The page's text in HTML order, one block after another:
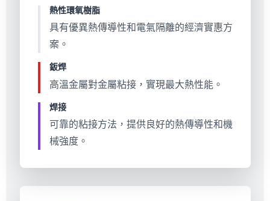
熱性環氧樹脂
具有優異熱傳導性和電氣隔離的經濟實惠方
案。
鈑焊
高溫金屬對金屬粘接，實現最大熱性能。
焊接
可靠的粘接方法，提供良好的熱傳導性和機
械強度。